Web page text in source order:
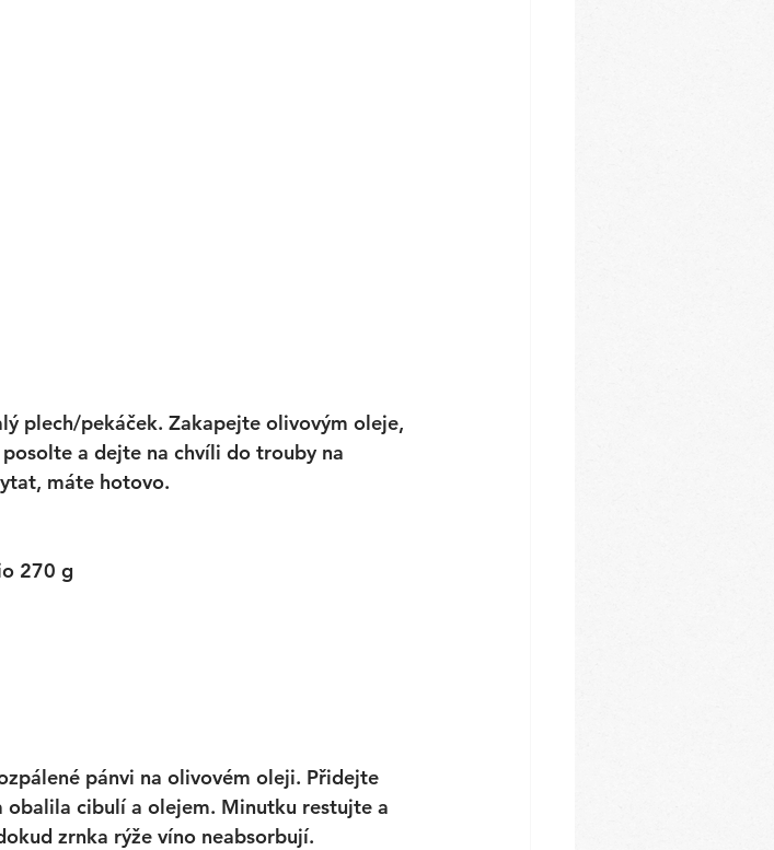
plech/pekáček. Zakapejte olivovým oleje,
a dejte na chvíli do trouby na
máte hotovo.
270 g
pánvi na olivovém oleji. Přidejte
obalila cibulí a olejem. Minutku restujte a
zrnka rýže víno neabsorbují.